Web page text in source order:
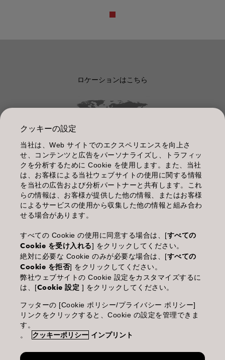
ロケーションはこちら
管理情報
利用規約
個人情報保護指針
化粧品等の使用上の注意
(土・日・休日を除く 9:00-12:00 / 13:00-17:00)
※年末年始休業；12/30~1/4
Goldwell is part of Kao Salon Division.
クッキーの設定
当社は、Web サイトでのエクスペリエンスを向上さ
せ、コンテンツと広告をパーソナライズし、トラフィッ
クを分析するために Cookie を使用します。また、当社
は、お客様による当社ウェブサイトの使用に関する情報
を当社の広告および分析パートナーと共有します。これ
らの情報は、お客様が提供した他の情報、またはお客様
によるサービスの使用から収集した他の情報と組み合わ
せる場合があります。
すべての Cookie の使用に同意する場合は、[すべての
Cookie を受け入れる] をクリックしてください。
絶対に必要な Cookie のみが必要な場合は、[すべての
Cookie を拒否] をクリックしてください。
弊社ウェブサイトの Cookie 設定をカスタマイズするに
は、[Cookie 設定 ] をクリックしてください。
フッターの [Cookie ポリシー/プライバシー ポリシー]
リンクをクリックすると、Cookie の設定を管理できま
す。
。
クッキーポリシー インプリント